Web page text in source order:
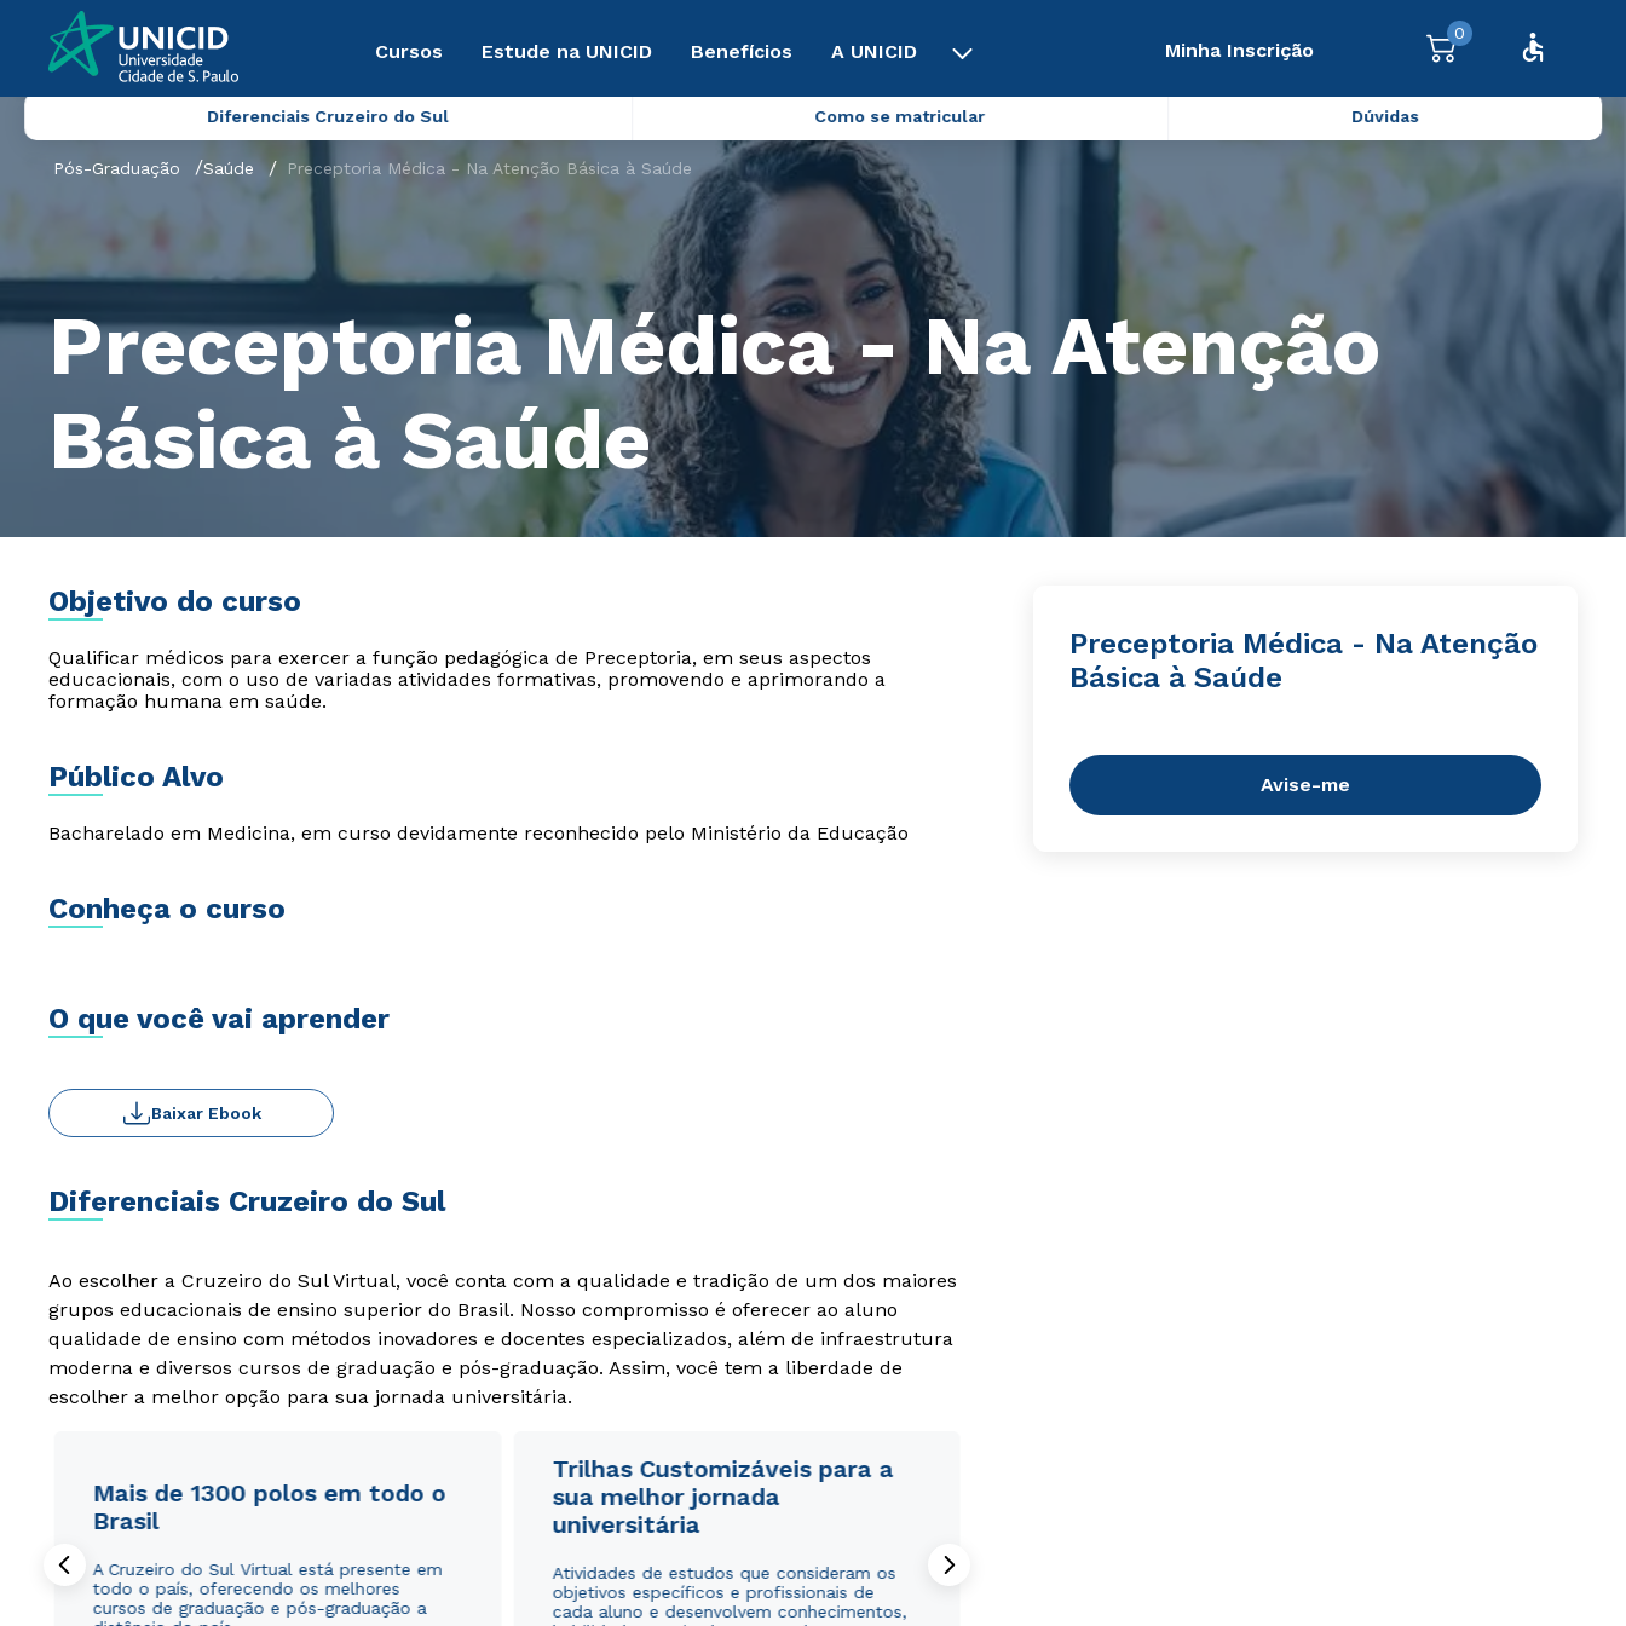
Cursos Estude na UNICID Benefícios A UNICID Minha Inscrição
0
Diferenciais Cruzeiro do Sul Como se matricular Dúvidas
Pós-Graduação Saúde Preceptoria Médica - Na Atenção Básica à Saúde
Preceptoria Médica - Na Atenção
Básica à Saúde
Objetivo do curso
Qualificar médicos para exercer a função pedagógica de Preceptoria, em seus aspectos
educacionais, com o uso de variadas atividades formativas, promovendo e aprimorando a
formação humana em saúde.
Público Alvo
Bacharelado em Medicina, em curso devidamente reconhecido pelo Ministério da Educação
Conheça o curso
O que você vai aprender
Baixar Ebook
Diferenciais Cruzeiro do Sul
Ao escolher a Cruzeiro do Sul Virtual, você conta com a qualidade e tradição de um dos maiores
grupos educacionais de ensino superior do Brasil. Nosso compromisso é oferecer ao aluno
qualidade de ensino com métodos inovadores e docentes especializados, além de infraestrutura
moderna e diversos cursos de graduação e pós-graduação. Assim, você tem a liberdade de
escolher a melhor opção para sua jornada universitária.
Mais de 1300 polos em todo o
Brasil
A Cruzeiro do Sul Virtual está presente em
todo o país, oferecendo os melhores
cursos de graduação e pós-graduação a
Trilhas Customizáveis para a
sua melhor jornada
universitária
Atividades de estudos que consideram os
objetivos específicos e profissionais de
cada aluno e desenvolvem conhecimentos,
Preceptoria Médica - Na Atenção
Básica à Saúde
Avise-me